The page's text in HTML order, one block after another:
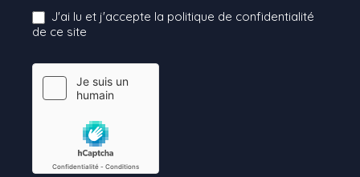
J'ai lu et j'accepte la politique de confidentialité
de ce site